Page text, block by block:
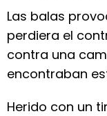
Las balas
perdiera el
contra una
encontraban
Herido con un